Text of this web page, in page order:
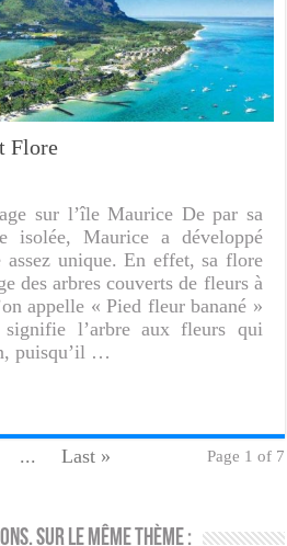
Flore
sur l’île Maurice De par sa
isolée, Maurice a développé
unique. En effet, sa flore
des arbres couverts de fleurs à
appelle « Pied fleur banané »
l’arbre aux fleurs qui
puisqu’il …
Page 1 of 7
... Last »
Sur le même thème :